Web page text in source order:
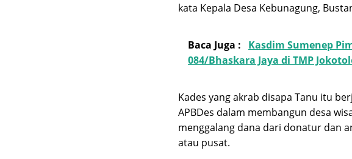
kata Kepala Desa Kebunagung,
Baca Juga :
Kasdim Sumenep
084/Bhaskara Jaya di TMP
Kades yang akrab disapa Tanu itu
APBDes dalam membangun desa
menggalang dana dari donatur dan
atau pusat.